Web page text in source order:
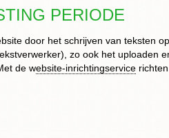
PERIODE
door het schrijven van teksten
zo ook het uploaden
de website-inrichtingservicerichten